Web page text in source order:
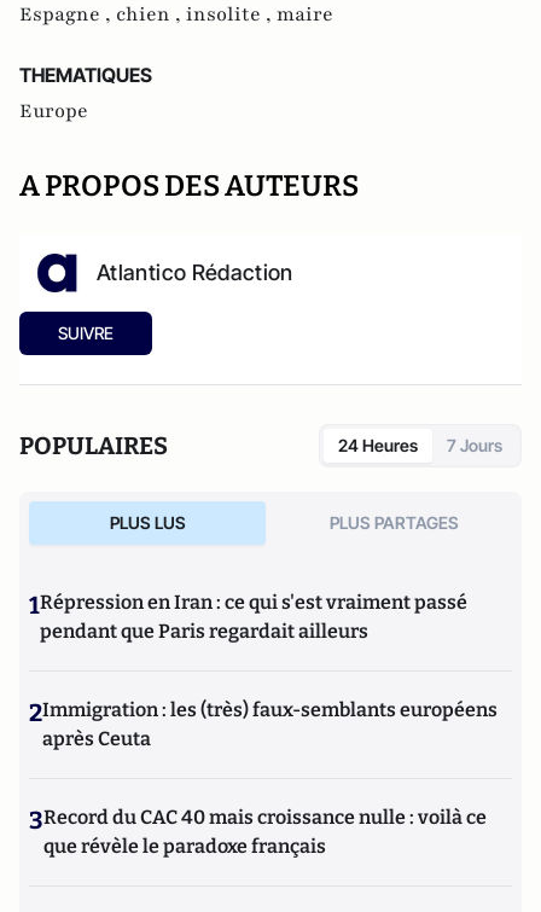
Espagne , chien , insolite , maire
THEMATIQUES
Europe
A PROPOS DES AUTEURS
Atlantico Rédaction
SUIVRE
POPULAIRES 24 Heures 7 Jours
PLUS LUS PLUS PARTAGES
1Répression en Iran : ce qui s'est vraiment passé
pendant que Paris regardait ailleurs
2Immigration : les (très) faux-semblants européens
après Ceuta
3Record du CAC 40 mais croissance nulle : voilà ce
que révèle le paradoxe français